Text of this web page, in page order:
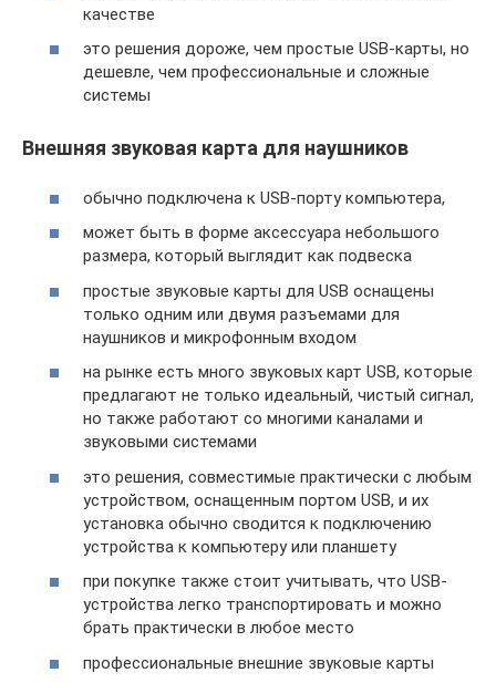
качестве
это решения дороже, чем простые USB-карты, но
дешевле, чем профессиональные и сложные
системы
Внешняя звуковая карта для наушников
обычно подключена к USB-порту компьютера,
может быть в форме аксессуара небольшого
размера, который выглядит как подвеска
простые звуковые карты для USB оснащены
только одним или двумя разъемами для
наушников и микрофонным входом
на рынке есть много звуковых карт USB, которые
предлагают не только идеальный, чистый сигнал,
но также работают со многими каналами и
звуковыми системами
это решения, совместимые практически с любым
устройством, оснащенным портом USB, и их
установка обычно сводится к подключению
устройства к компьютеру или планшету
при покупке также стоит учитывать, что USB-
устройства легко транспортировать и можно
брать практически в любое место
профессиональные внешние звуковые карты